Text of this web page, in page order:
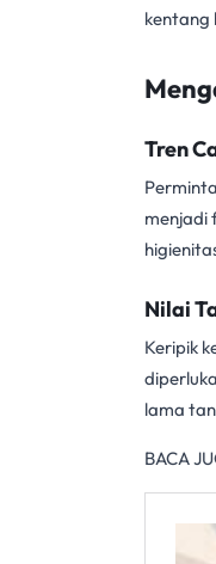
kentang
Tren
menjadi
Nilai
Keripik
lama
BACA